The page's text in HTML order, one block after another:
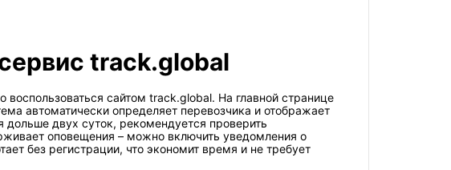
track.global
сайтом track.global. На главной странице
автоматически определяет перевозчика и отображает
двух суток, рекомендуется проверить
оповещения – можно включить уведомления о
без регистрации, что экономит время и не требует